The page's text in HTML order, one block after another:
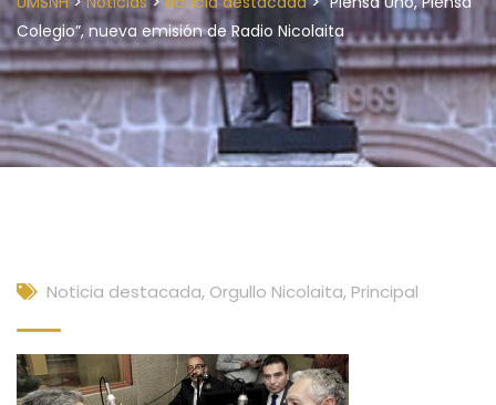
Colegio”, nueva emisión de Radio Nicolaita
Noticia destacada, Orgullo Nicolaita, Principal